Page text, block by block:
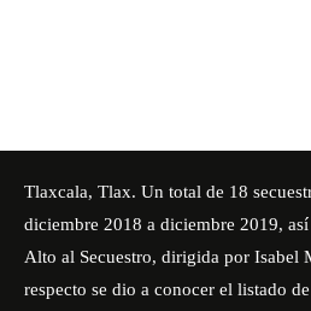
Tlaxcala, Tlax. Un total de 18
diciembre 2018 a diciembre 2019,
Alto al Secuestro, dirigida por Isabel
respecto se dio a conocer el listado